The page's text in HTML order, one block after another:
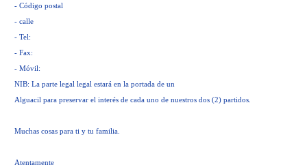
- Código postal
- calle
- Tel:
- Fax:
- Móvil:
NIB: La parte legal legal estará en la portada de un
Alguacil para preservar el interés de cada uno de nuestros dos (2) partidos.
Muchas cosas para ti y tu familia.
Atentamente